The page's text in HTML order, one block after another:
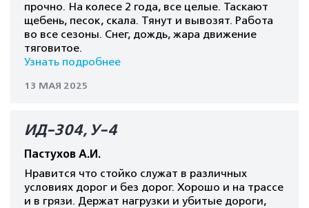
прочно. На колесе 2 года, все целые. Таскают
щебень, песок, скала. Тянут и вывозят. Работа
во все сезоны. Снег, дождь, жара движение
тяговитое.
Узнать подробнее
13 МАЯ 2025
ИД-304, У-4
Пастухов А.И.
Нравится что стойко служат в различных
условиях дорог и без дорог. Хорошо и на трассе
и в грязи. Держат нагрузки и убитые дороги,